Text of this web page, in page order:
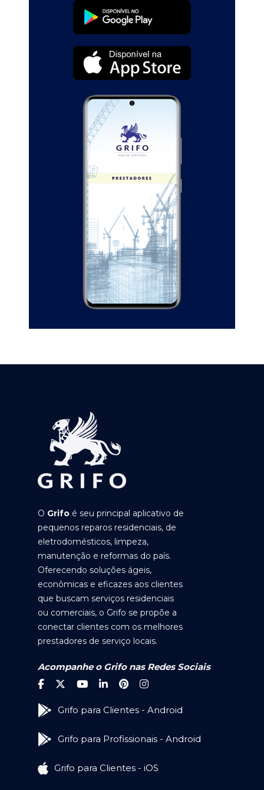
O Grifo é seu principal aplicativo de
pequenos reparos residenciais, de
eletrodomésticos, limpeza,
manutenção e reformas do país.
Oferecendo soluções ágeis,
econômicas e eficazes aos clientes
que buscam serviços residenciais
ou comerciais, o Grifo se propõe a
conectar clientes com os melhores
prestadores de serviço locais.
Acompanhe o Grifo nas Redes Sociais
Grifo para Clientes - Android
Grifo para Profissionais - Android
Grifo para Clientes - iOS